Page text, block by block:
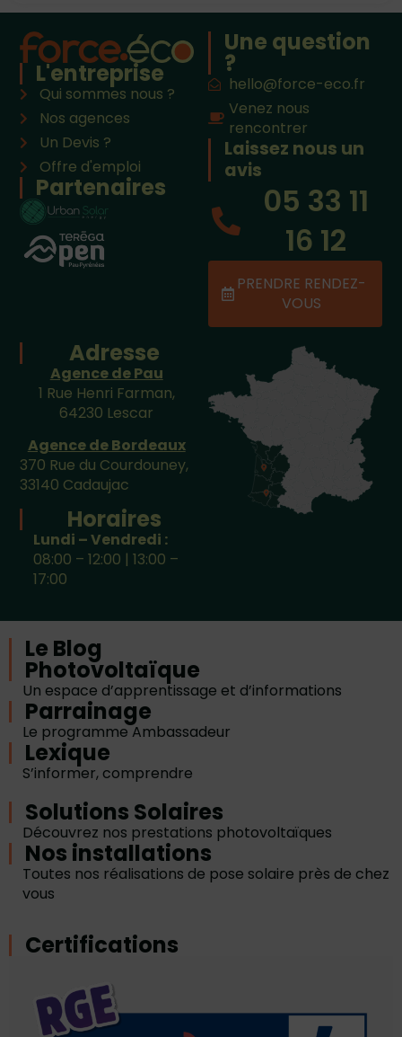
L'entreprise
Qui sommes nous ?
Nos agences
Un Devis ?
Offre d'emploi
Partenaires
Une question
?
hello@force-eco.fr
Venez nous
rencontrer
Laissez nous un
avis
05 33 11
16 12
PRENDRE RENDEZ-
VOUS
Adresse
Agence de Pau
1 Rue Henri Farman,
64230 Lescar
Agence de Bordeaux
370 Rue du Courdouney,
33140 Cadaujac
Horaires
Lundi – Vendredi :
08:00 – 12:00 | 13:00 –
17:00
Le Blog
Photovoltaïque
Un espace d’apprentissage et d’informations
Parrainage
Le programme Ambassadeur
Lexique
S’informer, comprendre
Solutions Solaires
Découvrez nos prestations photovoltaïques
Nos installations
Toutes nos réalisations de pose solaire près de chez
vous
Certifications